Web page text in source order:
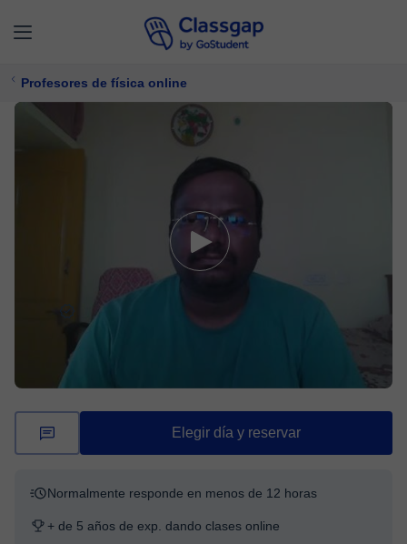
Profesores de física online
0 clases
Física
$ 17/
Elegir día y reservar
Normalmente responde en menos de 12 horas
+ de 5 años de exp. dando clases online